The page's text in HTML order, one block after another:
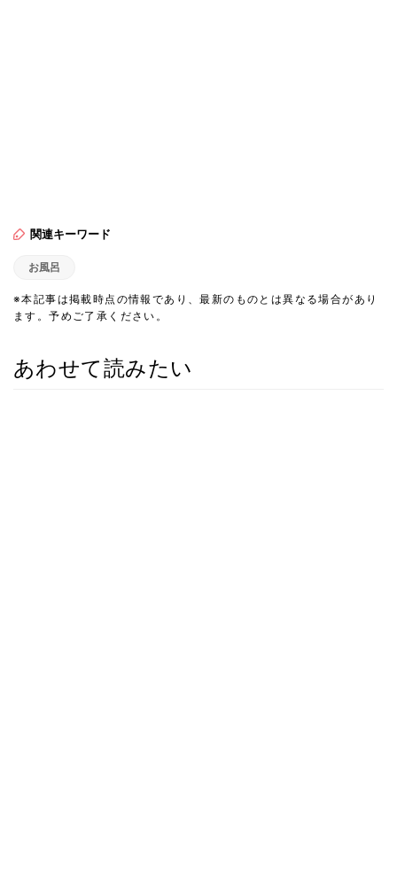
関連キーワード
お風呂
※本記事は掲載時点の情報であり、最新のものとは異なる場合があり
ます。予めご了承ください。
あわせて読みたい